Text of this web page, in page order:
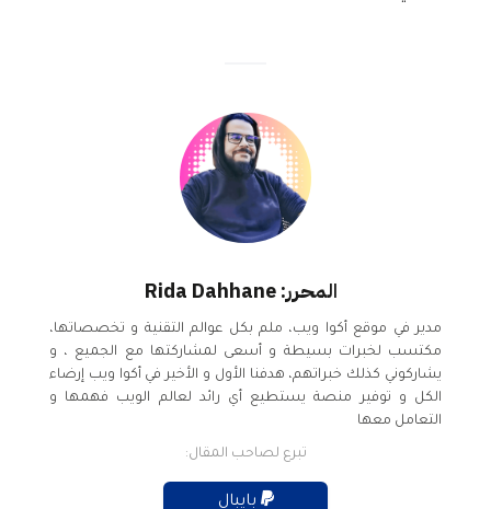
المحرر: Rida Dahhane
مدير في موقع أكوا ويب، ملم بكل عوالم التقنية و تخصصاتها،
مكتسب لخبرات بسيطة و أسعى لمشاركتها مع الجميع ، و
يشاركوني كذلك خبراتهم، هدفنا الأول و الأخير في أكوا ويب إرضاء
الكل و توفير منصة يستطيع أي رائد لعالم الويب فهمها و
التعامل معها
تبرع لصاحب المقال: